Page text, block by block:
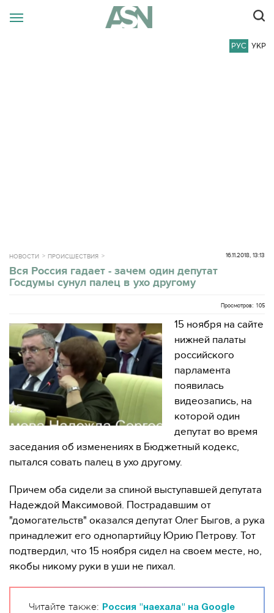
РУС УКР
НОВОСТИ ПРОИСШЕСТВИЯ 16.11.2018, 13:13
Вся Россия гадает - зачем один депутат
Госдумы сунул палец в ухо другому
Просмотров: 105
15 ноября на сайте
нижней палаты
российского
парламента
появилась
видеозапись, на
которой один
депутат во время
заседания об изменениях в Бюджетный кодекс,
пытался совать палец в ухо другому.
Причем оба сидели за спиной выступавшей депутата
Надеждой Максимовой. Пострадавшим от
"домогательств" оказался депутат Олег Быгов, а рука
принадлежит его однопартийцу Юрию Петрову. Тот
подтвердил, что 15 ноября сидел на своем месте, но,
якобы никому руки в уши не пихал.
Читайте также:
Россия "наехала" на Google